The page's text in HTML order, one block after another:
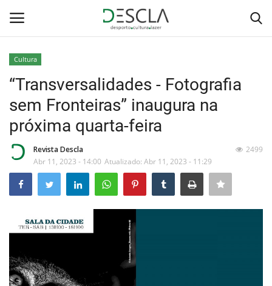
Home
...by Descla
Desporto
Sobre Nós
Educação
Cultura
“Transversalidades - Fotografia
sem Fronteiras” inaugura na
próxima quarta-feira
Revista Descla
Abr 11, 2023 - 14:00 Atualizado: Abr 11, 2023 - 11:29
2499